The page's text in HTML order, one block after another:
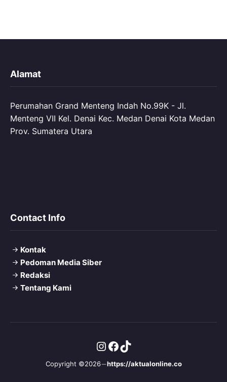
Alamat
Perumahan Grand Menteng Indah No.99K - Jl.
Menteng VII Kel. Denai Kec. Medan Denai Kota Medan
Prov. Sumatera Utara
Contact Info
Kontak
Pedoman Media Siber
Redaksi
Tentang Kami
Copyright ©2026 https://aktualonline.co
Instagram
Facebook
TikTok